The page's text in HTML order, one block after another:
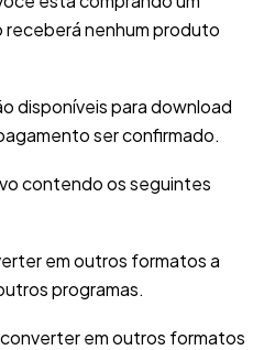
receberá nenhum produto
disponíveis para download
ser confirmado.
contendo os seguintes
em outros formatos a
programas.
converter em outros formatos